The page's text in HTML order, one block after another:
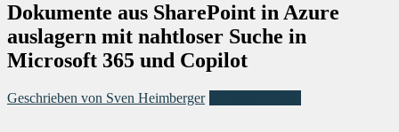
Dokumente aus SharePoint in Azure
auslagern mit nahtloser Suche in
Microsoft 365 und Copilot
Geschrieben von Sven Heimberger